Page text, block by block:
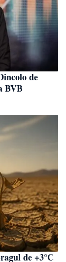
de
BVB
de +3°C